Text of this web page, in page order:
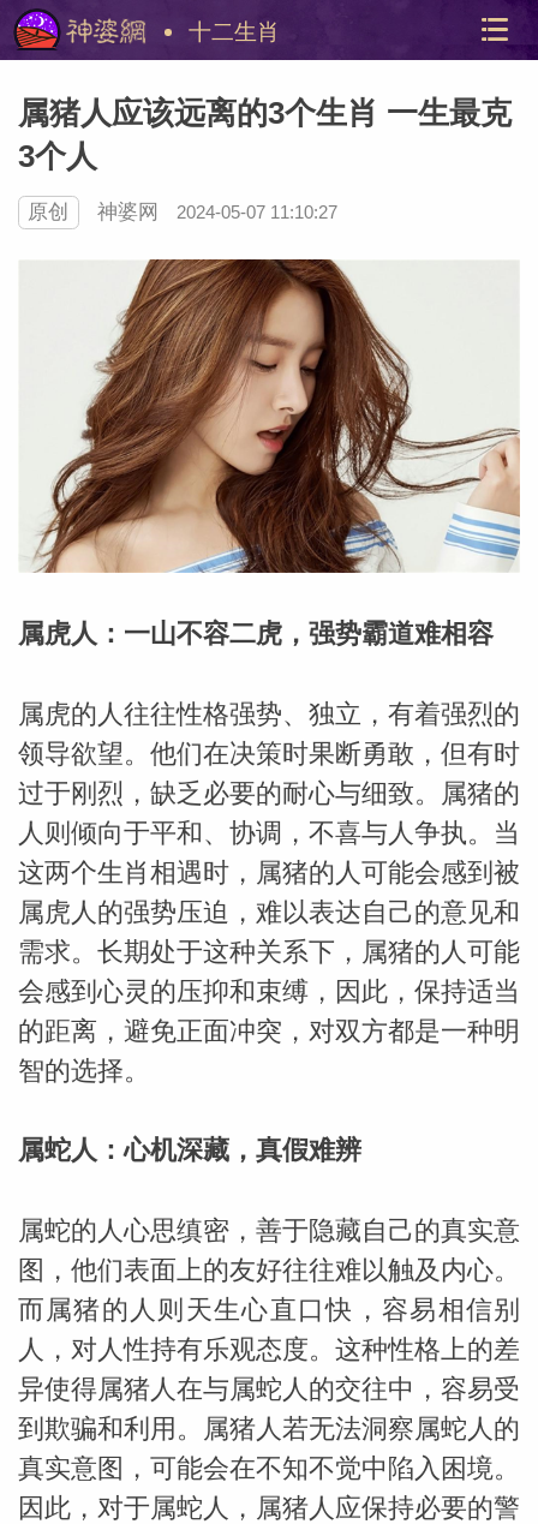
美国神
婆星座
十二生肖
航
属猪人应该远离的3个生肖 一生最克
3个人
原创 神婆网 2024-05-07 11:10:27
属虎人：一山不容二虎，强势霸道难相容
属虎的人往往性格强势、独立，有着强烈的
领导欲望。他们在决策时果断勇敢，但有时
过于刚烈，缺乏必要的耐心与细致。属猪的
人则倾向于平和、协调，不喜与人争执。当
这两个生肖相遇时，属猪的人可能会感到被
属虎人的强势压迫，难以表达自己的意见和
需求。长期处于这种关系下，属猪的人可能
会感到心灵的压抑和束缚，因此，保持适当
的距离，避免正面冲突，对双方都是一种明
智的选择。
属蛇人：心机深藏，真假难辨
属蛇的人心思缜密，善于隐藏自己的真实意
图，他们表面上的友好往往难以触及内心。
而属猪的人则天生心直口快，容易相信别
人，对人性持有乐观态度。这种性格上的差
异使得属猪人在与属蛇人的交往中，容易受
到欺骗和利用。属猪人若无法洞察属蛇人的
真实意图，可能会在不知不觉中陷入困境。
因此，对于属蛇人，属猪人应保持必要的警